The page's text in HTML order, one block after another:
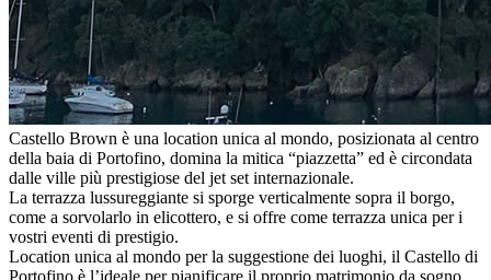
Castello Brown è una location unica al mondo, posizionata al centro
della baia di Portofino, domina la mitica “piazzetta” ed è circondata
dalle ville più prestigiose del jet set internazionale.
La terrazza lussureggiante si sporge verticalmente sopra il borgo,
come a sorvolarlo in elicottero, e si offre come terrazza unica per i
vostri eventi di prestigio.
Location unica al mondo per la suggestione dei luoghi, il Castello di
Portofino è l’ideale per pianificare il proprio matrimonio da sogno,